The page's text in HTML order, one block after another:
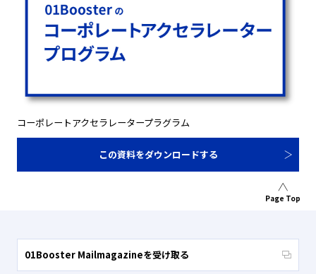
コーポレートアクセラレータープラグラム
この資料をダウンロードする
Page Top
01Booster Mailmagazineを受け取る